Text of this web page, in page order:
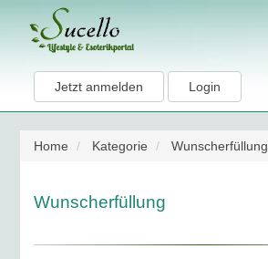
Jetzt anmelden Login
Home Kategorie Wunscherfüllung
Wunscherfüllung